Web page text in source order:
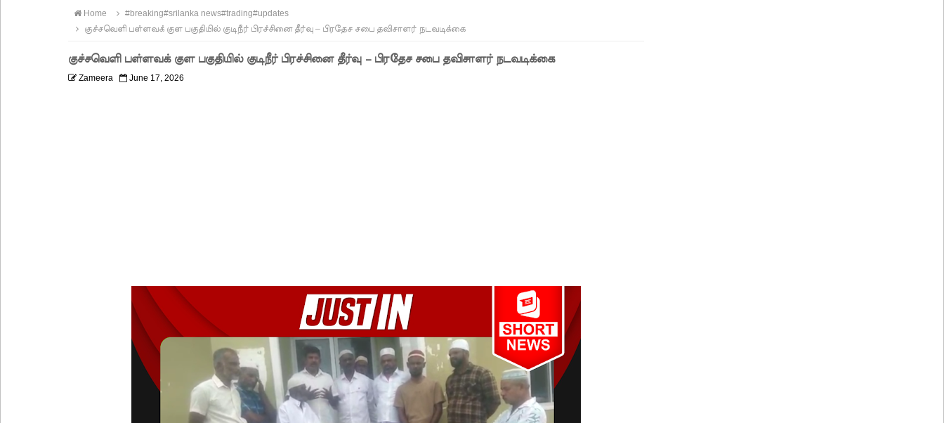
எரிபொருள் விலை உயர்வுக்கு எதிராக போராட்டம்!
குவைத் - கொழும்பு ஸ்ரீலங்கன் வானூர்தி சேவைகள் இன்று முதல் மீண்டும் ஆரம்பம்!
குற்றச்சாட்டு
Home
#breaking#srilanka news#trading#updates
குச்சவெளி பள்ளவக் குள பகுதியில் குடிநீர் பிரச்சினை தீர்வு – பிரதேச சபை தவிசாளர் நடவடிக்கை
குச்சவெளி பள்ளவக் குள பகுதியில் குடிநீர் பிரச்சினை தீர்வு – பிரதேச சபை தவிசாளர் நடவடிக்கை
Zameera June 17, 2026